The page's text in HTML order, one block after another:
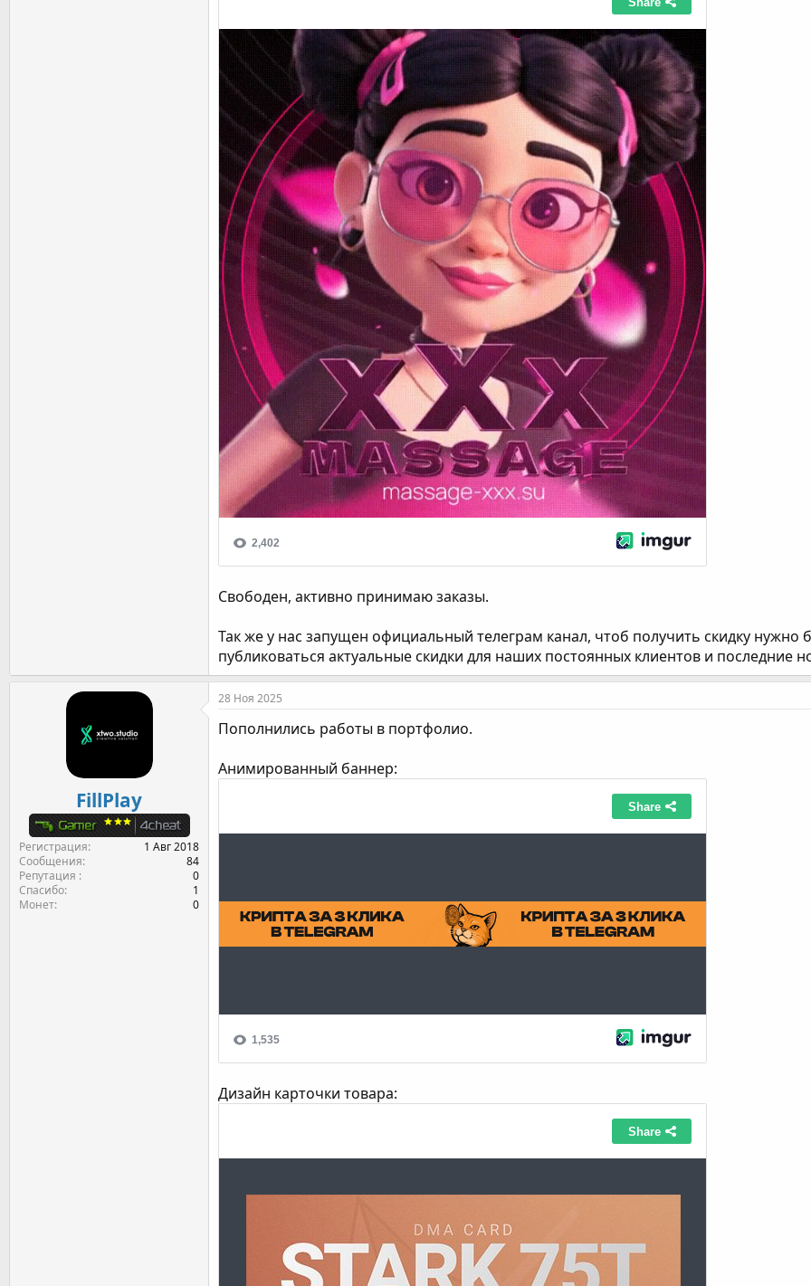
Свободен, активно принимаю заказы.
Так же у нас запущен официальный телеграм канал, чтоб получить скидку
публиковаться актуальные скидки для наших постоянных клиентов и последние
FillPlay
Регистрация
1 Авг 2018
Сообщения
84
Репутация
0
Спасибо
1
Монет
0
28 Ноя 2025
Пополнились работы в портфолио.
Анимированный баннер:
Дизайн карточки товара: